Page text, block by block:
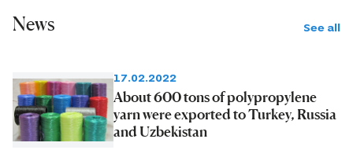
gigiýena düzgünleriniň talaplaryny
pugta berjaý etmek ugrunda
müdirligimizde netijeli işler göwnejaý
ýola goýlup, işgärlerimiz agyz-burun
News See all
17.02.2022
About 600 tons of polypropylene
yarn were exported to Turkey, Russia
and Uzbekistan